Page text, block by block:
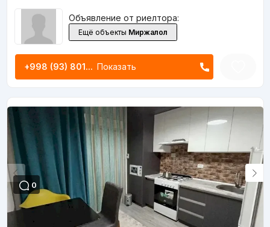
Объявление от риелтора:
Ещё объекты Миржалол
+998 (93) 801... Показать
0